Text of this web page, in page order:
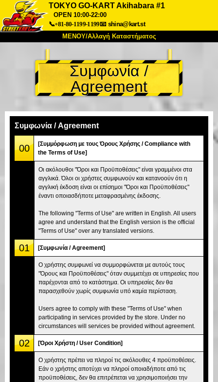
TOKYO GO-KART Akihabara #1
OPEN 10:00-22:00
📞+81-80-1199-1199📧 shina@kart.st
ΜΕΝΟΥ/Αλλαγή Καταστήματος
Σχετικά Προδιαγραφές Τιμές
Πρόσβαση Αναφορές Συχνές Ερωτήσεις
Εταιρεία Κράτηση
Αλλαγή Καταστήματος
Τόκιο Σινάγαουα #1
Τόκιο Ακίχαμπαρα #2 Τόκιο Σιμπούγια
Τόκιο Σιμπούγια Annex Τόκιο Κόλπος
Τόκιο Ασακούσα Οσάκα
Οκινάουα
Συμφωνία /
Agreement
Συμφωνία / Agreement
00
[Συμμόρφωση με τους Όρους Χρήσης / Compliance with
the Terms of Use]
Οι ακόλουθοι "Όροι και Προϋποθέσεις" είναι γραμμένοι στα
αγγλικά. Όλοι οι χρήστες συμφωνούν και κατανοούν ότι η
αγγλική έκδοση είναι οι επίσημοι "Όροι και Προϋποθέσεις"
έναντι οποιασδήποτε μεταφρασμένης έκδοσης.
The following "Terms of Use" are written in English. All users
agree and understand that the English version is the official
"Terms of Use" over any translated versions.
01 [Συμφωνία / Agreement]
Ο χρήστης συμφωνεί να συμμορφώνεται με αυτούς τους
"Όρους και Προϋποθέσεις" όταν συμμετέχει σε υπηρεσίες που
παρέχονται από το κατάστημα. Οι υπηρεσίες δεν θα
παρασχεθούν χωρίς συμφωνία υπό καμία περίσταση.
Users agree to comply with these "Terms of Use" when
participating in services provided by the store. Under no
circumstances will services be provided without agreement.
02 [Όροι Χρήστη / User Condition]
Ο χρήστης πρέπει να πληροί τις ακόλουθες 4 προϋποθέσεις.
Εάν ο χρήστης αποτύχει να πληροί οποιαδήποτε από τις
προϋποθέσεις, δεν θα επιτρέπεται να χρησιμοποιήσει την